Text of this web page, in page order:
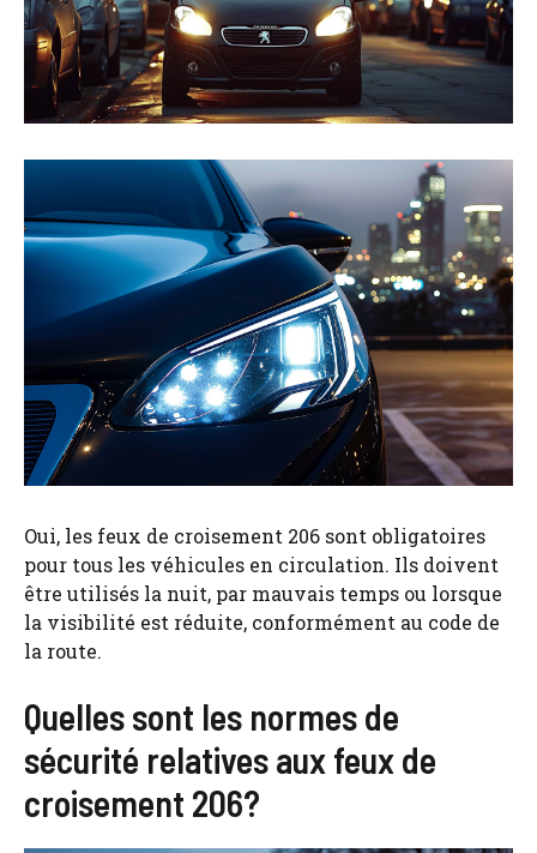
Oui, les feux de croisement 206 sont obligatoires
pour tous les véhicules en circulation. Ils doivent
être utilisés la nuit, par mauvais temps ou lorsque
la visibilité est réduite, conformément au code de
la route.
Quelles sont les normes de
sécurité relatives aux feux de
croisement 206?